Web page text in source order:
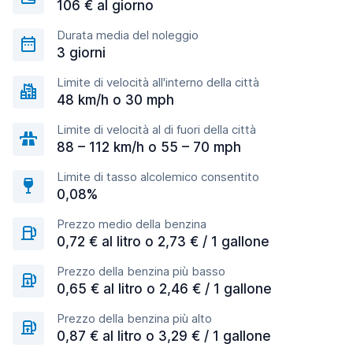
106 € al giorno
Durata media del noleggio
3 giorni
Limite di velocità all'interno della città
48 km/h o 30 mph
Limite di velocità al di fuori della città
88 – 112 km/h o 55 – 70 mph
Limite di tasso alcolemico consentito
0,08%
Prezzo medio della benzina
0,72 € al litro o 2,73 € / 1 gallone
Prezzo della benzina più basso
0,65 € al litro o 2,46 € / 1 gallone
Prezzo della benzina più alto
0,87 € al litro o 3,29 € / 1 gallone